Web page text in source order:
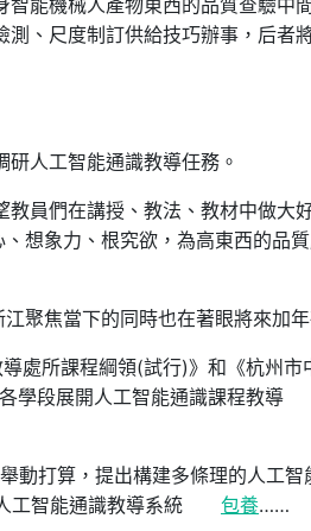
智能機械人產物東西的品質查驗中
、尺度制訂供給技巧辦事，后者
人工智能通識教導任務。
教員們在講授、教法、教材中做大
想象力、根究欲，為高東西的品
聚焦當下的同時也在著眼將來加
處所課程綱領(試行)》和《杭州市
學段展開人工智能通識課程教導
動打算，提出構建多條理的人工
工智能通識教導系統
包養……